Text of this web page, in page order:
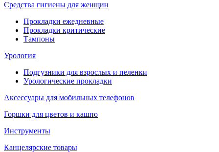
Средства гигиены для женщин
Прокладки ежедневные
Прокладки критические
Тампоны
Урология
Подгузники для взрослых и пеленки
Урологические прокладки
Аксессуары для мобильных телефонов
Горшки для цветов и кашпо
Инструменты
Канцелярские товары